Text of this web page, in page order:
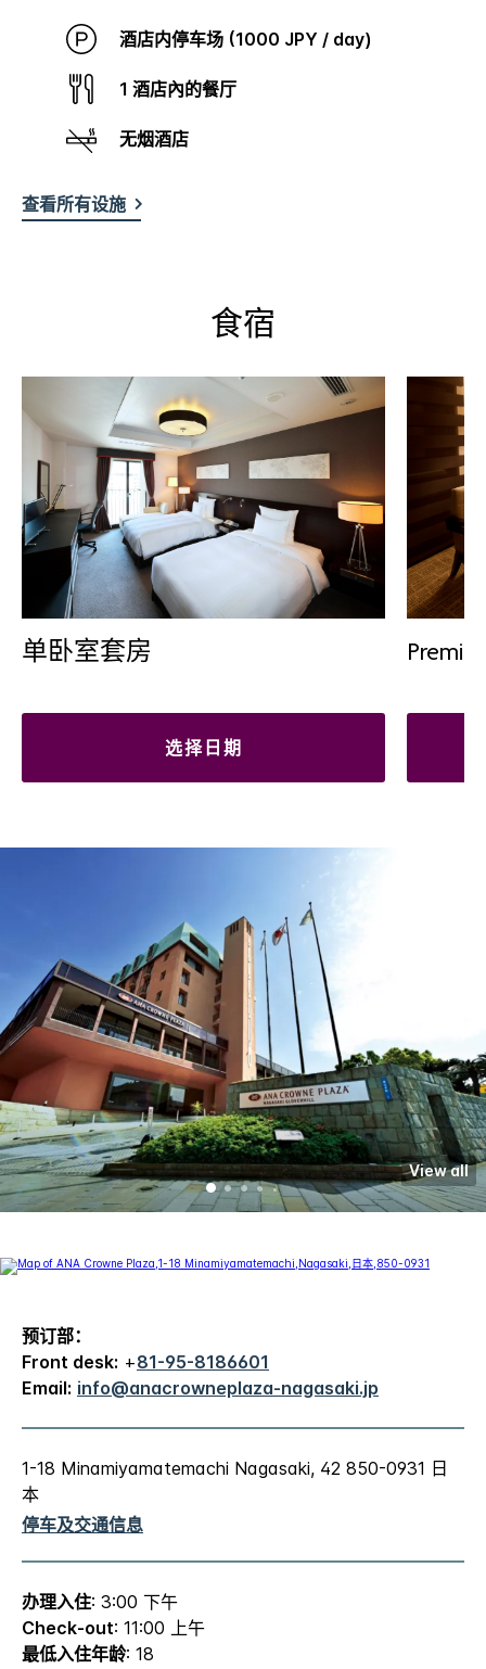
酒店内停车场 (1000 JPY / day)
1 酒店內的餐厅
无烟酒店
查看所有设施
食宿
单卧室套房
选择日期
View all
预订部：
Front desk: +81-95-8186601
Email: info@anacrowneplaza-nagasaki.jp
1-18 Minamiyamatemachi Nagasaki, 42 850-0931 日
本
停车及交通信息
办理入住: 3:00 下午
Check-out: 11:00 上午
最低入住年龄: 18